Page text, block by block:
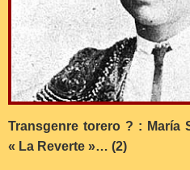
Transgenre torero ? : María
« La Reverte »… (2)